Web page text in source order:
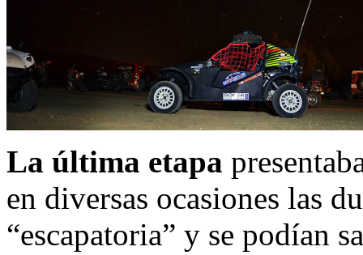
La última etapa
en diversas ocasiones las
“escapatoria” y se podían